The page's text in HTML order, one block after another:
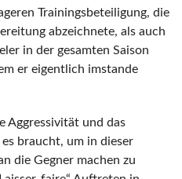
Trainingsbeteiligung, die
abzeichnete, als auch
in der gesamten Saison
er eigentlich imstande
Aggressivität und das
braucht, um in dieser
die Gegner machen zu